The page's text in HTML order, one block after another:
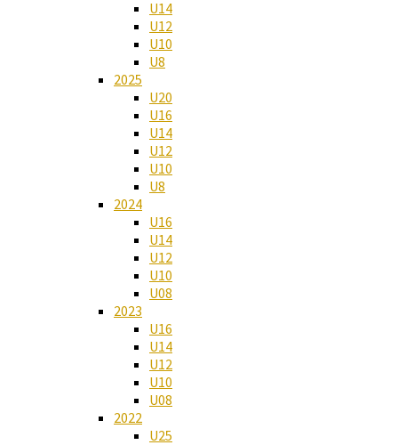
U14
U12
U10
U8
2025
U20
U16
U14
U12
U10
U8
2024
U16
U14
U12
U10
U08
2023
U16
U14
U12
U10
U08
2022
U25